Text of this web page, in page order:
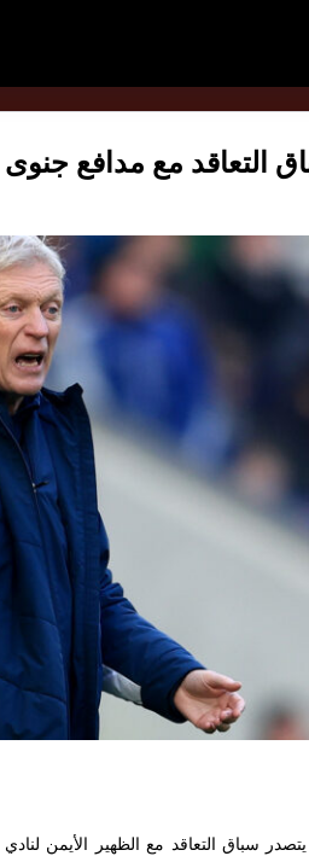
التعاقد مع مدافع جنوى
يتصدر سباق التعاقد مع الظهير الأيمن